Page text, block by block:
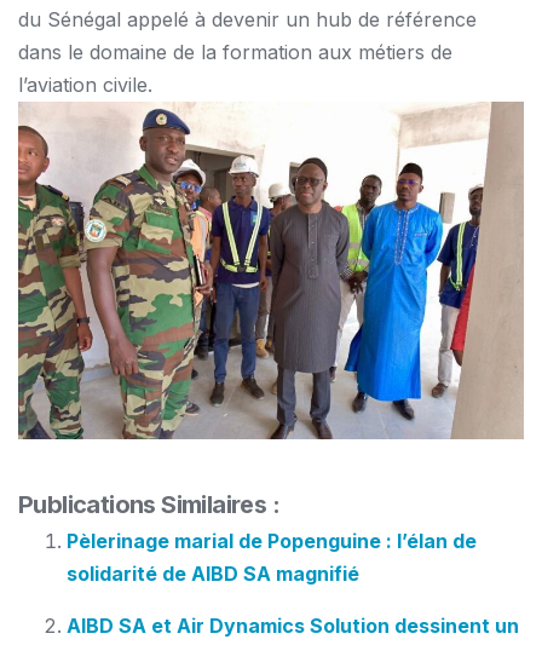
du Sénégal appelé à devenir un hub de référence
dans le domaine de la formation aux métiers de
l’aviation civile.
Publications Similaires :
Pèlerinage marial de Popenguine : l’élan de
solidarité de AIBD SA magnifié
AIBD SA et Air Dynamics Solution dessinent un